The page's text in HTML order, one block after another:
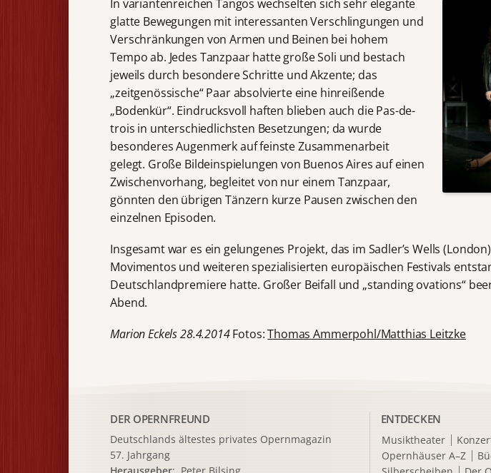
In variantenreichen Tangos wechselten sich sehr elegante
glatte Bewegungen mit interessanten Verschlingungen und
Verschränkungen von Armen und Beinen bei hohem
Tempo ab. Jedes Tanzpaar hatte große Soli und bestach
jeweils durch besondere Schritte und Akzente; das
„zeitgenössische“ Paar absolvierte eine hinreißende
„Bodenkür“. Eindrucksvoll haften blieben auch die Pas-de-
trois in unterschiedlichsten Besetzungen; da wurde
besonderes Augenmerk auf feinste Zusammenarbeit
gelegt. Große Bildeinspielungen von Buenos Aires auf einen
Zwischenvorhang, begleitet von nur einem Tanzpaar,
gönnten den übrigen Tänzern kurze Pausen zwischen den
einzelnen Episoden.
Insgesamt war es ein gelungenes Projekt, das im Sadler’s Wells
Movimentos und weiteren spezialisierten europäischen Festivals
Deutschlandpremiere hatte. Großer Beifall und „standing ovations“
Abend.
Marion Eckels 28.4.2014Fotos:Thomas Ammerpohl/Matthias Leitzke
DER OPERNFREUND
Deutschlands ältestes privates Opernmagazin
57. Jahrgang
Herausgeber: Peter Bilsing
ENTDECKEN
Musiktheater
Opernhäuser A–Z